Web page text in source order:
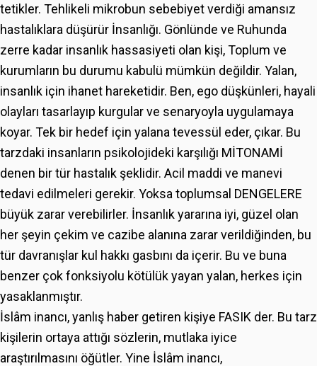
tetikler. Tehlikeli mikrobun sebebiyet verdiği amansız
hastalıklara düşürür İnsanlığı. Gönlünde ve Ruhunda
zerre kadar insanlık hassasiyeti olan kişi, Toplum ve
kurumların bu durumu kabulü mümkün değildir. Yalan,
insanlık için ihanet hareketidir. Ben, ego düşkünleri, hayali
olayları tasarlayıp kurgular ve senaryoyla uygulamaya
koyar. Tek bir hedef için yalana tevessül eder, çıkar. Bu
tarzdaki insanların psikolojideki karşılığı MİTONAMİ
denen bir tür hastalık şeklidir. Acil maddi ve manevi
tedavi edilmeleri gerekir. Yoksa toplumsal DENGELERE
büyük zarar verebilirler. İnsanlık yararına iyi, güzel olan
her şeyin çekim ve cazibe alanına zarar verildiğinden, bu
tür davranışlar kul hakkı gasbını da içerir. Bu ve buna
benzer çok fonksiyolu kötülük yayan yalan, herkes için
yasaklanmıştır.
İslâm inancı, yanlış haber getiren kişiye FASIK der. Bu tarz
kişilerin ortaya attığı sözlerin, mutlaka iyice
araştırılmasını öğütler. Yine İslâm inancı,